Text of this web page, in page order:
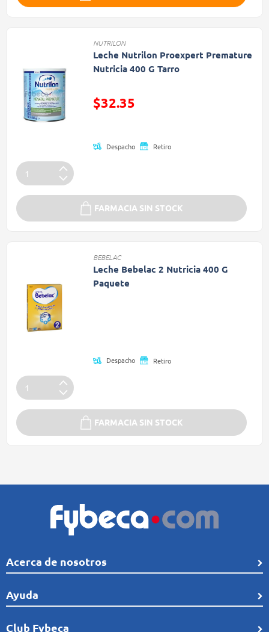
NUTRILON
Leche Nutrilon Proexpert Premature
Nutricia 400 G Tarro
Precio reducido de
$32.35
Despacho Retiro
FARMACIA SIN STOCK
BEBELAC
Leche Bebelac 2 Nutricia 400 G
Paquete
Despacho Retiro
FARMACIA SIN STOCK
Acerca de nosotros
Quiénes Somos
Línea de tiempo
Comunidad
Ayuda
Preguntas frecuentes
Club Fybeca